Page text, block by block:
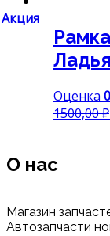
Акция
Оценка 0
1500,00₽
О нас
Магазин
Автозапчасти